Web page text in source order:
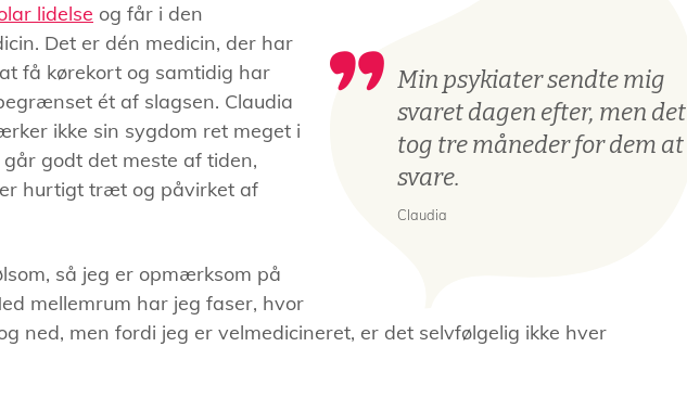
Min psykiater sendte mig
svaret dagen efter, men det
tog tre måneder for dem at
svare.
Claudia
lidelse og får i den
Det er dén medicin, der har
få kørekort og samtidig har
ét af slagsen. Claudia
ikke sin sygdom ret meget i
godt det meste af tiden,
hurtigt træt og påvirket af
så jeg er opmærksom på
mellemrum har jeg faser, hvor
ned, men fordi jeg er velmedicineret, er det selvfølgelig ikke hver